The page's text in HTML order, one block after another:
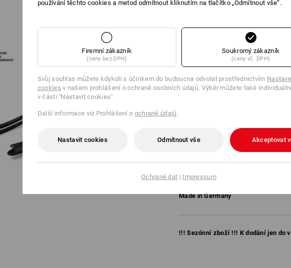
Buďme upřímní: příbor s sebou z
více stresu než užitku. Nepohodlný,
umí jinak: třídílný e.s. Příbor nesmí
V každém případě: nůž, vidlička a
Zcela snadno se kompaktně složí a
vyhazovat: jednoduše jej vložíte do
Nejen díky tomu je e.s. Příbor
Německu kromě toho potvrzuje
svědomím – takže „Dobrou chuť!“
třídílná příborová sada,
velikosti
kompaktní, snadno se složí
Termoplastický plast je velmi
rozměry (D x Š x V): 222 x 48 x
Made in Germany
!!! Sezónní zboží !!! K dodání jen do
používání těchto cookies a metod odmítnout kliknutím na tlačítko „Odmítnout vše“.
Firemní zákazník
(ceny bez DPH)
Soukromý zákazník
(ceny vč. DPH)
Svůj souhlas můžete kdykoli s účinkem do budoucna odvolat prostřednictvím
cookies v našem prohlášení o ochraně osobních údajů. Výběr můžete také
v části "Nastavit cookies".
Další informace viz Prohlášení o ochraně údajů.
Nastavit cookies Odmítnout vše Akceptovat
Ochraně dat | Impressum